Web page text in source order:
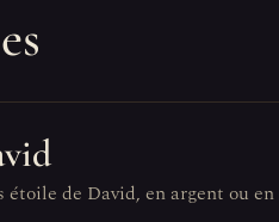
de David, en argent ou